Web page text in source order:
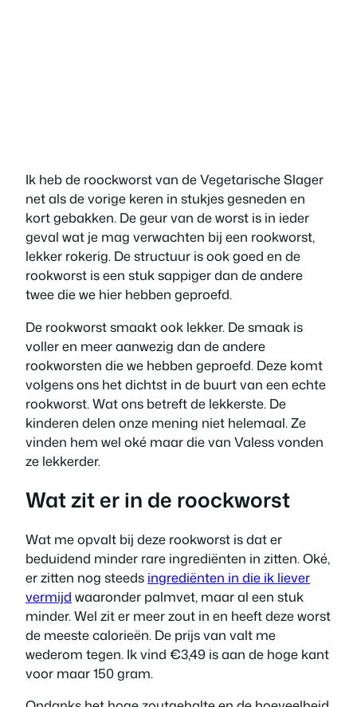
Ik heb de roockworst van de Vegetarische Slager
net als de vorige keren in stukjes gesneden en
kort gebakken. De geur van de worst is in ieder
geval wat je mag verwachten bij een rookworst,
lekker rokerig. De structuur is ook goed en de
rookworst is een stuk sappiger dan de andere
twee die we hier hebben geproefd.
De rookworst smaakt ook lekker. De smaak is
voller en meer aanwezig dan de andere
rookworsten die we hebben geproefd. Deze komt
volgens ons het dichtst in de buurt van een echte
rookworst. Wat ons betreft de lekkerste. De
kinderen delen onze mening niet helemaal. Ze
vinden hem wel oké maar die van Valess vonden
ze lekkerder.
Wat zit er in de roockworst
Wat me opvalt bij deze rookworst is dat er
beduidend minder rare ingrediënten in zitten. Oké,
er zitten nog steeds ingrediënten in die ik liever
vermijd waaronder palmvet, maar al een stuk
minder. Wel zit er meer zout in en heeft deze worst
de meeste calorieën. De prijs van valt me
wederom tegen. Ik vind €3,49 is aan de hoge kant
voor maar 150 gram.